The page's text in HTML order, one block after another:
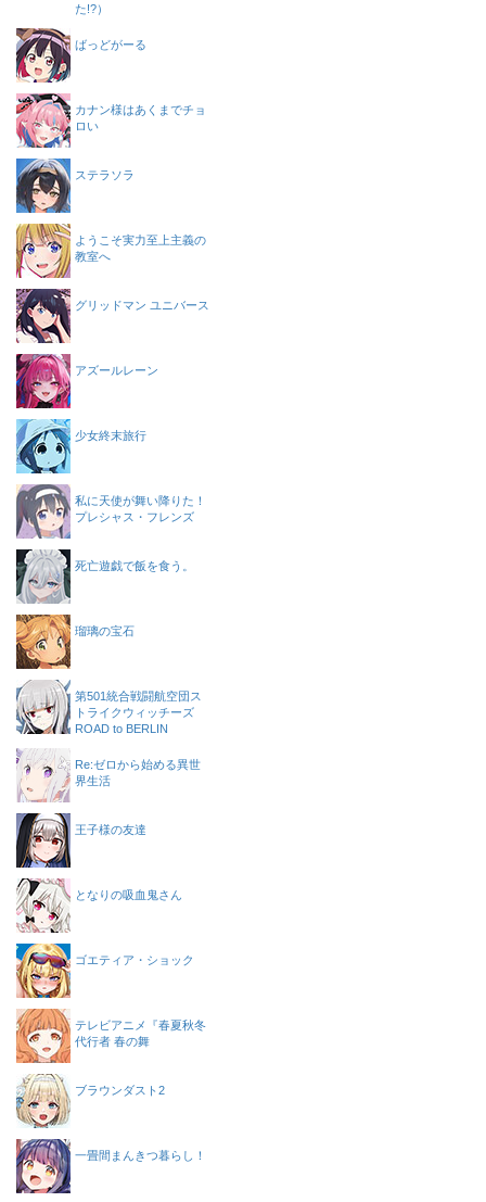
た!?）
ばっどがーる
カナン様はあくまでチョ
ロい
ステラソラ
ようこそ実力至上主義の
教室へ
グリッドマン ユニバース
アズールレーン
少女終末旅行
私に天使が舞い降りた！
プレシャス・フレンズ
死亡遊戯で飯を食う。
瑠璃の宝石
第501統合戦闘航空団ス
トライクウィッチーズ
ROAD to BERLIN
Re:ゼロから始める異世
界生活
王子様の友達
となりの吸血鬼さん
ゴエティア・ショック
テレビアニメ『春夏秋冬
代行者 春の舞
ブラウンダスト2
一畳間まんきつ暮らし！